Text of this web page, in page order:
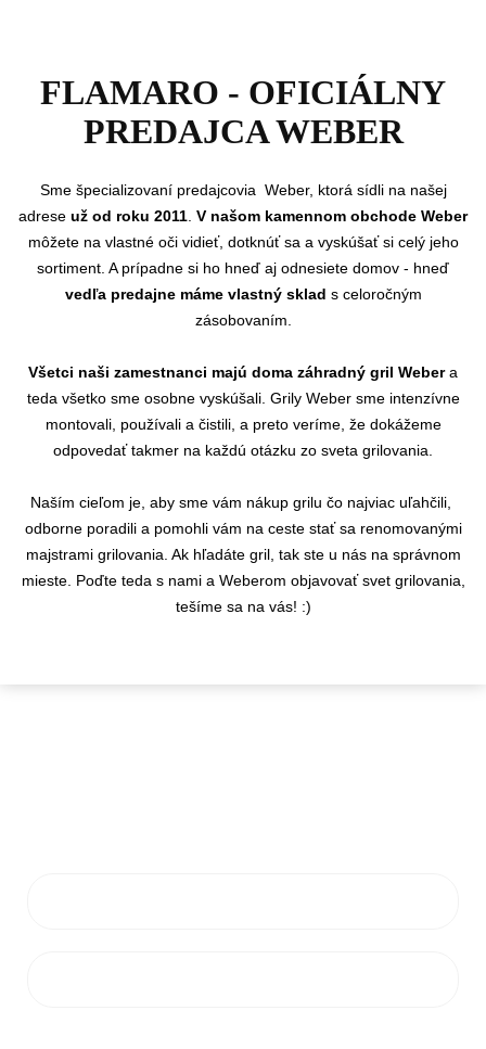
FLAMARO - OFICIÁLNY
PREDAJCA WEBER
Sme špecializovaní predajcovia Weber, ktorá sídli na našej
adrese už od roku 2011 V našom kamennom obchode Weber
môžete na vlastné oči vidieť, dotknúť sa a vyskúšať si celý jeho
sortiment. A prípadne si ho hneď aj odnesiete domov - hneď
vedľa predajne máme vlastný sklad s celoročným
zásobovaním.
Všetci naši zamestnanci majú doma záhradný gril Webera
teda všetko sme osobne vyskúšali. Grily Weber sme intenzívne
montovali, používali a čistili, a preto veríme, že dokážeme
odpovedať takmer na každú otázku zo sveta grilovania.
Naším cieľom je, aby sme vám nákup grilu čo najviac uľahčili,
odborne poradili a pomohli vám na ceste stať sa renomovanými
majstrami grilovania. Ak hľadáte gril, tak ste u nás na správnom
mieste. Poďte teda s nami a Weberom objavovať svet grilovania,
tešíme sa na vás! :)